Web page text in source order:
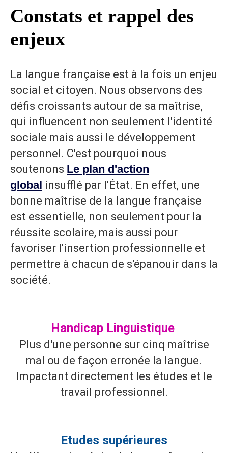
Constats et rappel des
enjeux
La langue française est à la fois un enjeu
social et citoyen. Nous observons des
défis croissants autour de sa maîtrise,
qui influencent non seulement l'identité
sociale mais aussi le développement
personnel. C'est pourquoi nous
soutenons Le plan d'action
global insufflé par l'État. En effet, une
bonne maîtrise de la langue française
est essentielle, non seulement pour la
réussite scolaire, mais aussi pour
favoriser l'insertion professionnelle et
permettre à chacun de s'épanouir dans la
société.
Handicap Linguistique
Plus d'une personne sur cinq maîtrise
mal ou de façon erronée la langue.
Impactant directement les études et le
travail professionnel.
Etudes supérieures